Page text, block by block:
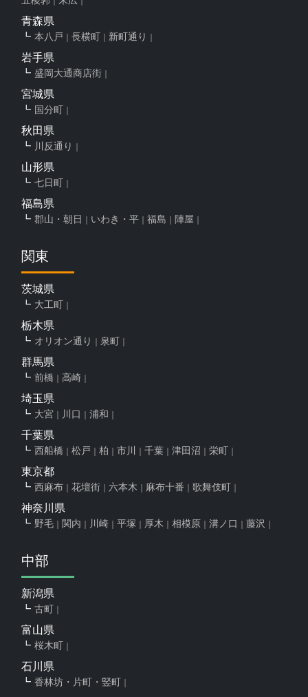
青森県
本八戸 長横町 新町通り
岩手県
盛岡大通商店街
宮城県
国分町
秋田県
川反通り
山形県
七日町
福島県
郡山・朝日 いわき・平 福島 陣屋
関東
茨城県
大工町
栃木県
オリオン通り 泉町
群馬県
前橋 高崎
埼玉県
大宮 川口 浦和
千葉県
西船橋 松戸 柏 市川 千葉 津田沼 栄町
東京都
西麻布 花壇街 六本木 麻布十番 歌舞伎町
神奈川県
野毛 関内 川崎 平塚 厚木 相模原 溝ノ口 藤沢
中部
新潟県
古町
富山県
桜木町
石川県
香林坊・片町・竪町